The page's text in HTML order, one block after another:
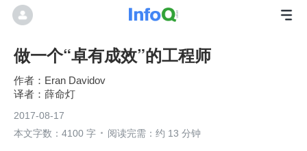
做一个“卓有成效”的工程师
Eran Davidov
薛命灯
2017-08-17
本文字数：4100 字
阅读完需：约 13 分钟